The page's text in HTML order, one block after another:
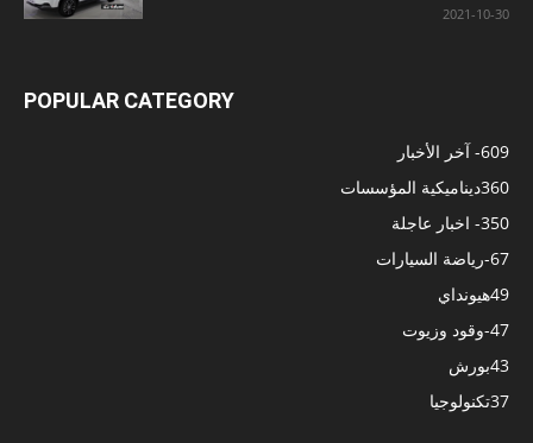
2021-10-30
POPULAR CATEGORY
- آخر الأخبار609
ديناميكية المؤسسات360
- اخبار عاجلة350
-رياضة السيارات67
هيونداي49
-وقود وزيوت47
بورش43
تكنولوجيا37